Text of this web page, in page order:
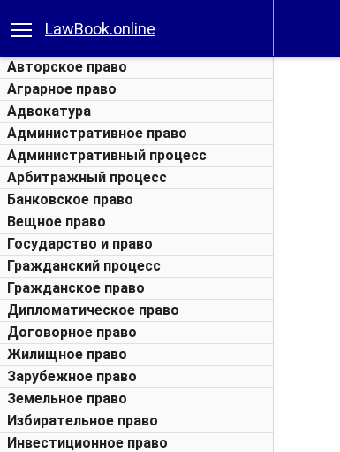
LawBook.online
Авторское право
Аграрное право
Адвокатура
Административное право
Административный процесс
Арбитражный процесс
Банковское право
Вещное право
Государство и право
Гражданский процесс
Гражданское право
Дипломатическое право
Договорное право
Жилищное право
Зарубежное право
Земельное право
Избирательное право
Инвестиционное право